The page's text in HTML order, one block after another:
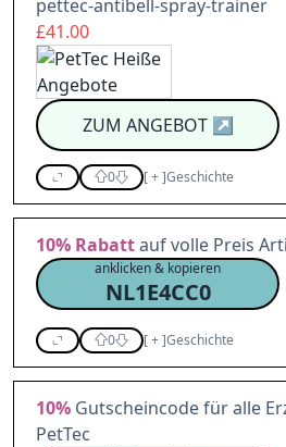
pettec-antibell-spray-trainer
£41.00
ZUM ANGEBOT↗
0 [+]Geschichte
10% Rabattauf volle Preis
anklicken & kopieren
NL1E4CC0
0 [+]Geschichte
10% Gutscheincode für alle
PetTec